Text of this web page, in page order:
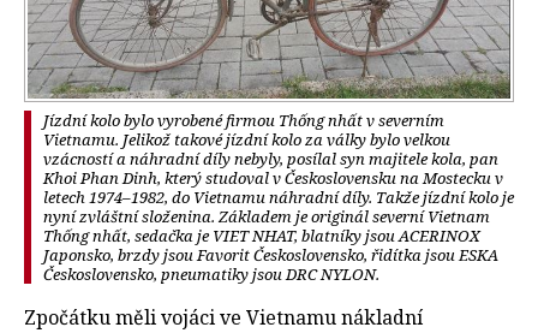
Jízdní kolo bylo vyrobené firmou Thống nhất v severním
Vietnamu. Jelikož takové jízdní kolo za války bylo velkou
vzácností a náhradní díly nebyly, posílal syn majitele kola, pan
Khoi Phan Dinh, který studoval v Československu na Mostecku v
letech 1974–1982, do Vietnamu náhradní díly. Takže jízdní kolo je
nyní zvláštní složenina. Základem je originál severní Vietnam
Thống nhất, sedačka je VIET NHAT, blatníky jsou ACERINOX
Japonsko, brzdy jsou Favorit Československo, řidítka jsou ESKA
Československo, pneumatiky jsou DRC NYLON.
Zpočátku měli vojáci ve Vietnamu nákladní